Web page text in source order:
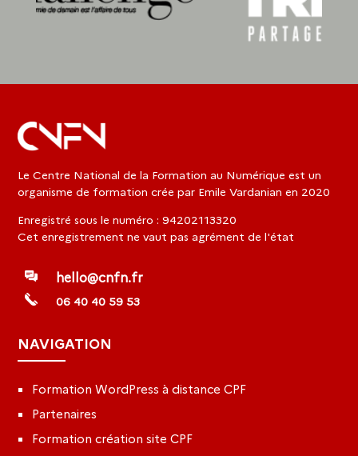
Le Centre National de la Formation au Numérique est un
organisme de formation crée par Emile Vardanian en 2020
Enregistré sous le numéro : 94202113320
Cet enregistrement ne vaut pas agrément de l'état
hello@cnfn.fr
06 40 40 59 53
NAVIGATION
Formation WordPress à distance CPF
Partenaires
Formation création site CPF